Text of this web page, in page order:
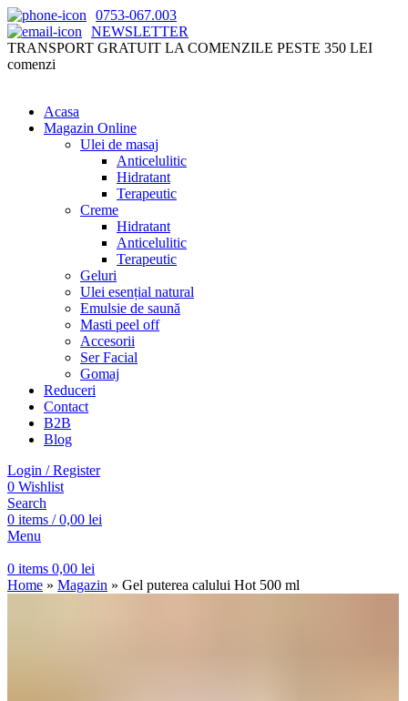
0753-067.003
NEWSLETTER
TRANSPORT GRATUIT LA COMENZILE PESTE 350 LEI
comenzi
Acasa
Magazin Online
Ulei de masaj
Anticelulitic
Hidratant
Terapeutic
Creme
Hidratant
Anticelulitic
Terapeutic
Geluri
Ulei esențial natural
Emulsie de saună
Masti peel off
Accesorii
Ser Facial
Gomaj
Reduceri
Contact
B2B
Blog
Login / Register
0 Wishlist
Search
0 items / 0,00 lei
Menu
0 items 0,00 lei
Home » Magazin » Gel puterea calului Hot 500 ml